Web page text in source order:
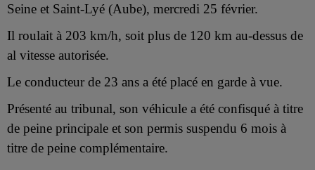
Seine et Saint-Lyé (Aube), mercredi 25 février.
Il roulait à 203 km/h, soit plus de 120 km au-dessus de
al vitesse autorisée.
Le conducteur de 23 ans a été placé en garde à vue.
Présenté au tribunal, son véhicule a été confisqué à titre
de peine principale et son permis suspendu 6 mois à
titre de peine complémentaire.